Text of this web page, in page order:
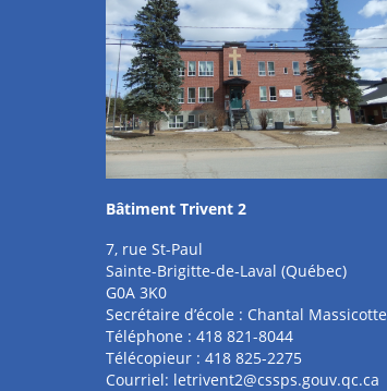
Bâtiment Trivent 2
7, rue St-Paul
Sainte-Brigitte-de-Laval (Québec)
G0A 3K0
Secrétaire d’école : Chantal Massicotte
Téléphone : 418 821-8044
Télécopieur : 418 825-2275
Courriel: letrivent2@cssps.gouv.qc.ca